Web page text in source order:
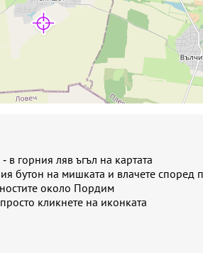
горния ляв ъгъл на картата
бутон на мишката и влачете според
около Пордим
кликнете на иконката